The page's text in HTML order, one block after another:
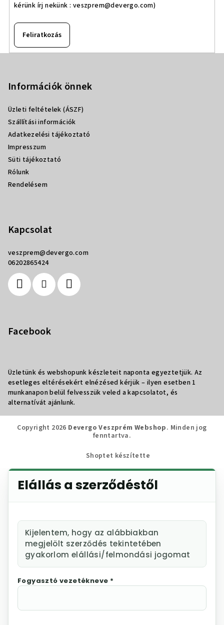
kérünk írj nekünk : veszprem@devergo.com)
Feliratkozás
Információk önnek
Üzleti feltételek (ÁSZF)
Szállítási információk
Adatkezelési tájékoztató
Impresszum
Süti tájékoztató
Rólunk
Rendelésem
Kapcsolat
veszprem@devergo.com
06202865424
Facebook
Üzletünk és webshopunk készleteit naponta egyeztetjük. Az
esetleges eltérésekért elnézésed kérjük – ilyen esetben 1
munkanapon belül felvesszük veled a kapcsolatot, és
alternatívát ajánlunk.
Copyright 2026 Devergo Veszprém Webshop. Minden jog
fenntartva.
Shoptet készítette
Elállás a szerződéstől
Kijelentem, hogy az alábbiakban
megjelölt szerződés tekintetében
gyakorlom elállási/felmondási jogomat
Fogyasztó vezetékneve *